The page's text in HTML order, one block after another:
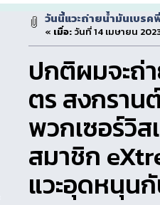
วันนี้แวะถ่ายน้ำมันเบรค
« เมื่อ:วันที่ 14 เมษายน
ปกติผมจะถ่
ตร สงกราน
พวกเซอร์วิ
สมาชิก
แวะอุดหนุน